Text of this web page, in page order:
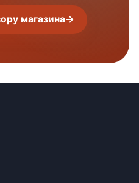
магазина→